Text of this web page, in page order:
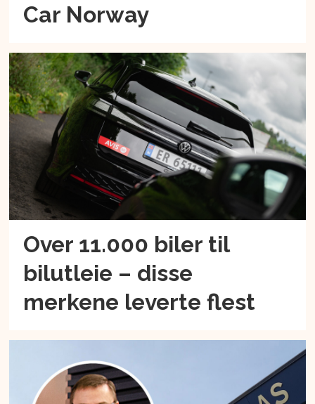
Car Norway
Over 11.000 biler til
bilutleie – disse
merkene leverte flest